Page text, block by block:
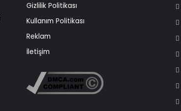
Gizlilik Politikası
Kullanım Politikası
Reklam
İletişim